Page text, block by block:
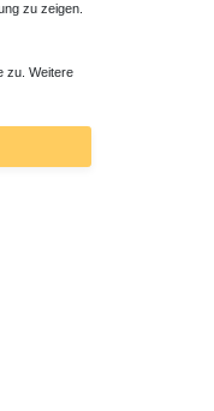
zu zeigen.
zu. Weitere